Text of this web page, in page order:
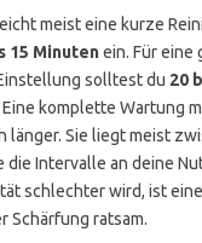
meist eine kurze
15 Minutenein. Für eine
solltest du 20
komplette Wartung
länger. Sie liegt meist
die Intervalle an deine
schlechter wird, ist
Schärfung ratsam.